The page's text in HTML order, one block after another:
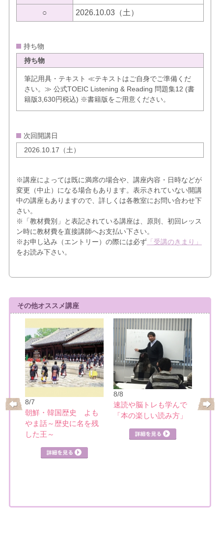
○ 2026.10.03（土）
持ち物
持ち物
筆記用具・テキスト ≪テキストはご自身でご準備くだ
さい。≫ 公式TOEIC Listening & Reading 問題集12 (書
籍版3,630円税込) ※書籍版をご用意ください。
次回開講日
2026.10.17（土）
※講座によっては既に満席の場合や、講座内容・日時などが
変更（中止）になる場合もあります。表示されていない開講
中の講座もありますので、詳しくは各教室にお問い合わせ下
さい。
※「教材費別」と表記されている講座は、原則、初回レッス
ン時に教材費を直接講師へお支払い下さい。
※お申し込み（エントリー）の際には必ず「受講のきまり」
をお読み下さい。
その他オススメ講座
ぐ
8/7
朝鮮・韓国歴史 よも
やま話～歴史に名を残
した王～
8/8
速読や脳トレも学んで
「本の楽しい読み方」
8/10
詳細を見る
詳細を見る